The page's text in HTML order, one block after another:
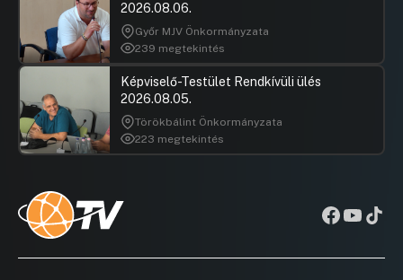
2026.08.06.
Győr MJV Önkormányzata
239 megtekintés
Képviselő-Testület Rendkívüli ülés
2026.08.05.
Törökbálint Önkormányzata
223 megtekintés